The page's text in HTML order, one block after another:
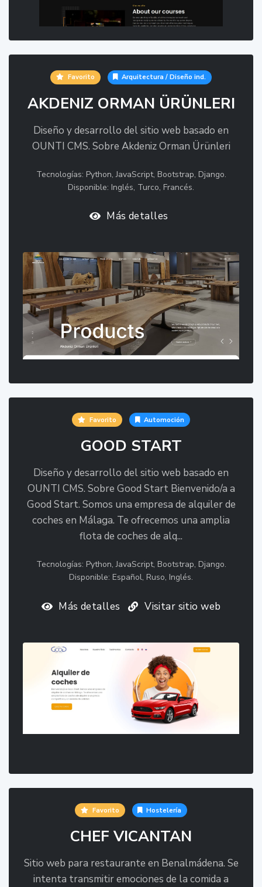
Favorito Arquitectura / Diseño ind.
AKDENIZ ORMAN ÜRÜNLERI
Diseño y desarrollo del sitio web basado en
OUNTI CMS. Sobre Akdeniz Orman Ürünleri
Tecnologías: Python, JavaScript, Bootstrap, Django.
Disponible: Inglés, Turco, Francés.
Más detalles
Favorito Automoción
GOOD START
Diseño y desarrollo del sitio web basado en
OUNTI CMS. Sobre Good Start Bienvenido/a a
Good Start. Somos una empresa de alquiler de
coches en Málaga. Te ofrecemos una amplia
flota de coches de alq...
Tecnologías: Python, JavaScript, Bootstrap, Django.
Disponible: Español, Ruso, Inglés.
Más detalles Visitar sitio web
Favorito Hostelería
CHEF VICANTAN
Sitio web para restaurante en Benalmádena. Se
intenta transmitir emociones de la comida a